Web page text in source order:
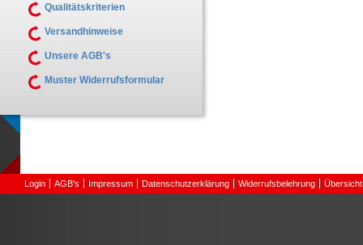
Qualitätskriterien
Versandhinweise
Unsere AGB's
Muster Widerrufsformular
Login AGB's Impressum Datenschutzerklärung Widerrufsbelehrung